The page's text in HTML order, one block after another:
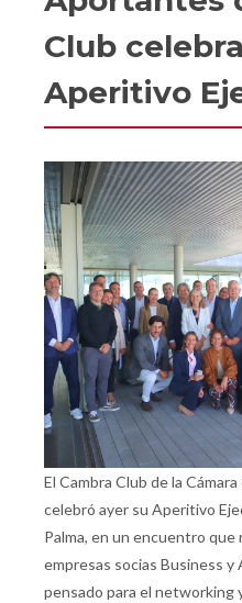
Club
Aperitivo
El Cambra Club de la
celebró ayer su Aperitivo
Palma, en un encuentro que
empresas socias Business
pensado para el networking